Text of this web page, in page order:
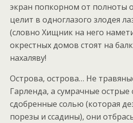
экран попкорном от полноты
целит в одноглазого злодея
(словно Хищник на него
окрестных домов стоят на
нахаляву!
Острова, острова… Не
Гарленда, а сумрачные
сдобренные солью (которая
порезы и ссадины), они